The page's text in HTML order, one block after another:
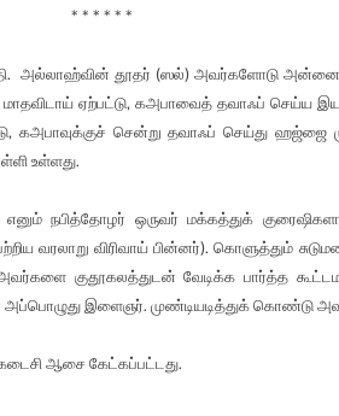
* * * * * *
அல்லாஹ்வின் தூதர் (ஸல்) அவர்களோடு
ஏற்பட்டு, கஅபாவைத் தவாஃப் செய்ய
சென்று தவாஃப் செய்து ஹஜ்ஜை
உள்ளது.
நபித்தோழர் ஒருவர் மக்கத்துக்
வரலாறு விரிவாய் பின்னர்). கொளுத்தும்
குதூகலத்துடன் வேடிக்க பார்த்த
அப்பொழுது இளைஞர். முண்டியடித்துக் கொண்டு
ஆசை கேட்கப்பட்டது.